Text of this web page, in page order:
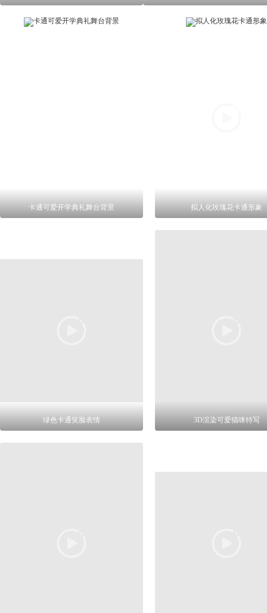
卡通可爱开学典礼舞台背景 拟人化玫瑰花卡通形象
绿色卡通笑脸表情 3D渲染可爱猫咪特写